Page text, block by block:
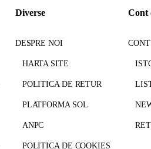
Diverse
DESPRE NOI
HARTA SITE
POLITICA DE RETUR
PLATFORMA SOL
ANPC
POLITICA DE COOKIES
Cont